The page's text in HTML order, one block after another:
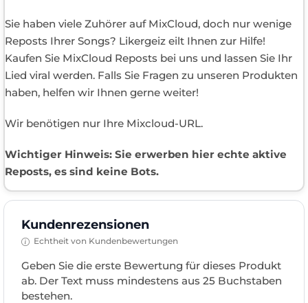
Sie haben viele Zuhörer auf MixCloud, doch nur wenige
Reposts Ihrer Songs? Likergeiz eilt Ihnen zur Hilfe!
Kaufen Sie MixCloud Reposts bei uns und lassen Sie Ihr
Lied viral werden. Falls Sie Fragen zu unseren Produkten
haben, helfen wir Ihnen gerne weiter!
Wir benötigen nur Ihre Mixcloud-URL.
Wichtiger Hinweis: Sie erwerben hier echte aktive
Reposts, es sind keine Bots.
Kundenrezensionen
Echtheit von Kundenbewertungen
Geben Sie die erste Bewertung für dieses Produkt
ab. Der Text muss mindestens aus 25 Buchstaben
bestehen.